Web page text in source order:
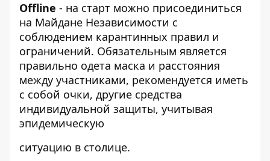
Offline - на старт можно присоединиться
на Майдане Независимости с
соблюдением карантинных правил и
ограничений. Обязательным является
правильно одета маска и расстояния
между участниками, рекомендуется иметь
с собой очки, другие средства
индивидуальной защиты, учитывая
эпидемическую
ситуацию в столице.